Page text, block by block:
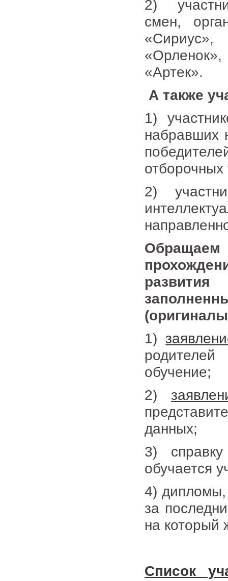
2)
смен,
«Артек».
А также
1)
набравших
отборочных
2)
развития
1)
обучение;
2)
данных;
3) справку
обучается
4) дипломы,
за
на который
Список